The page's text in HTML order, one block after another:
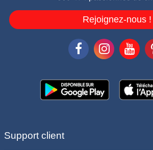
Rejoignez-nous !
Support client